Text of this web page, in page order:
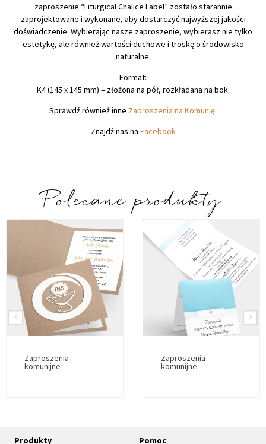
zaproszenie “Liturgical Chalice Label” zostało starannie
zaprojektowane i wykonane, aby dostarczyć najwyższej jakości
doświadczenie. Wybierając nasze zaproszenie, wybierasz nie tylko
estetykę, ale również wartości duchowe i troskę o środowisko
naturalne.
Format:
K4 (145 x 145 mm) – złożona na pół, rozkładana na bok.
Sprawdź również inne Zaproszenia na Komunię.
Znajdź nas na Facebook
Polecane produkty
Zaproszenia
komunijne
Zaproszenia
komunijne
Produkty Pomoc